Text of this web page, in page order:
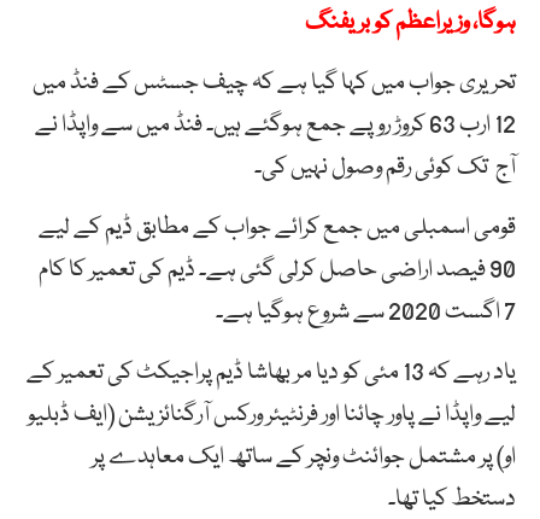
ہوگا، وزیراعظم کو بریفنگ
تحریری جواب میں کہا گیا ہے کہ چیف جسٹس کے فنڈ میں
12 ارب 63 کروڑ روپے جمع ہوگئے ہیں۔ فنڈ میں سے واپڈا نے
آج تک کوئی رقم وصول نہیں کی۔
قومی اسمبلی میں جمع کرائے جواب کے مطابق ڈیم کے لیے
90 فیصد اراضی حاصل کرلی گئی ہے۔ ڈیم کی تعمیر کا کام
7 اگست 2020 سے شروع ہوگیا ہے۔
یاد رہے کہ 13 مئی کو دیا مر بھاشا ڈیم پراجیکٹ کی تعمیر کے
لیے واپڈا نے پاور چائنا اور فرنٹیئر ورکس آرگنائزیشن (ایف ڈبلیو
او) پر مشتمل جوائنٹ ونچر کے ساتھ ایک معاہدے پر
دستخط کیا تھا۔